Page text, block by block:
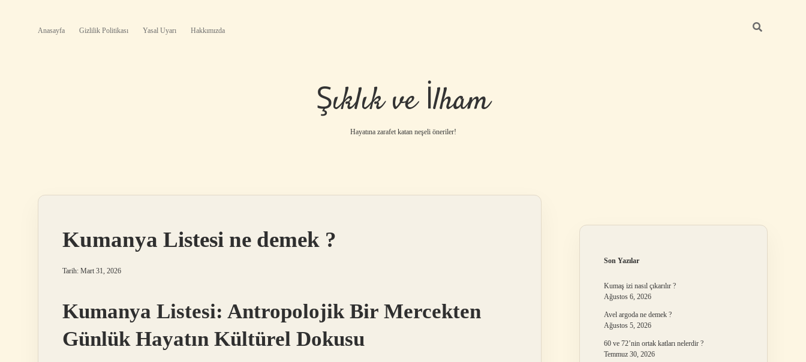
Anasayfa Gizlilik Politikası Yasal Uyarı Hakkımızda
Şıklık ve İlham
Hayatına zarafet katan neşeli öneriler!
Kumanya Listesi ne demek ?
Tarih: Mart 31, 2026
Kumanya Listesi: Antropolojik Bir Mercekten
Günlük Hayatın Kültürel Dokusu
Son Yazılar
Kumaş izi nasıl çıkarılır ?
Ağustos 6, 2026
Avel argoda ne demek ?
Ağustos 5, 2026
60 ve 72’nin ortak katları nelerdir ?
Temmuz 30, 2026